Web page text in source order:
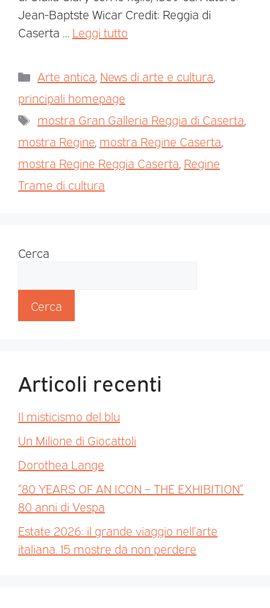
Jean-Baptste Wicar Credit: Reggia di
Caserta … Leggi tutto
Arte antica News di arte e cultura
principali homepage
mostra Gran Galleria Reggia di Caserta
mostra Regine mostra Regine Caserta
mostra Regine Reggia Caserta Regine
Trame di cultura
Cerca
Cerca
Articoli recenti
Il misticismo del blu
Un Milione di Giocattoli
Dorothea Lange
“80 YEARS OF AN ICON – THE EXHIBITION”
80 anni di Vespa
Estate 2026: il grande viaggio nell’arte
italiana. 15 mostre da non perdere